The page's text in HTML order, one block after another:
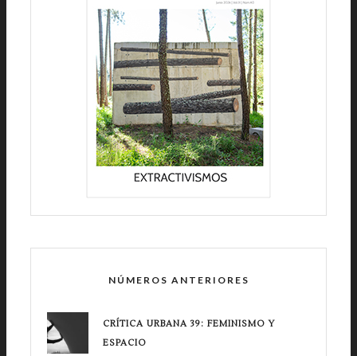
NÚMEROS ANTERIORES
CRÍTICA URBANA 39: FEMINISMO Y
ESPACIO